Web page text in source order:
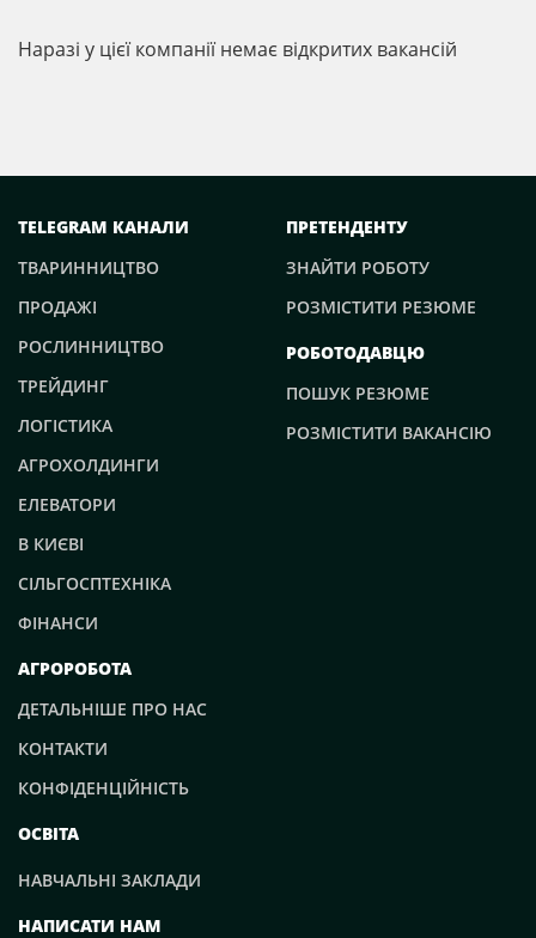
Наразі у цієї компанії немає відкритих вакансій
НАПИСАТИ НАМ
TELEGRAM КАНАЛИ
ТВАРИННИЦТВО
ПРОДАЖІ
РОСЛИННИЦТВО
ТРЕЙДИНГ
ЛОГІСТИКА
АГРОХОЛДИНГИ
ЕЛЕВАТОРИ
В КИЄВІ
СІЛЬГОСПТЕХНІКА
ФІНАНСИ
ПРЕТЕНДЕНТУ
ЗНАЙТИ РОБОТУ
РОЗМІСТИТИ РЕЗЮМЕ
РОБОТОДАВЦЮ
ПОШУК РЕЗЮМЕ
РОЗМІСТИТИ ВАКАНСІЮ
АГРОРОБОТА
ДЕТАЛЬНІШЕ ПРО НАС
КОНТАКТИ
КОНФІДЕНЦІЙНІСТЬ
ОСВІТА
НАВЧАЛЬНІ ЗАКЛАДИ